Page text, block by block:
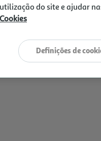
utilização do site e ajudar
Cookies
Definições de